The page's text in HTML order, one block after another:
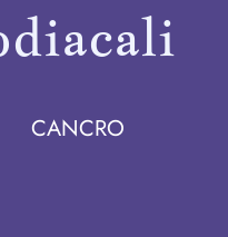
CANCRO